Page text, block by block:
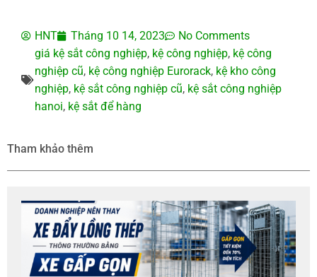
HNT Tháng 10 14, 2023
No Comments
giá kệ sắt công nghiệp, kệ công nghiệp, kệ công
nghiệp cũ, kệ công nghiệp Eurorack, kệ kho công
nghiệp, kệ sắt công nghiệp cũ, kệ sắt công nghiệp
hanoi, kệ sắt để hàng
Tham khảo thêm